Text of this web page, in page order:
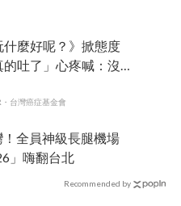
什麼好呢？》掀態度
吐了」心疼喊：沒
・台灣癌症基金會
！全員神級長腿機場
」嗨翻台北
Recommended by